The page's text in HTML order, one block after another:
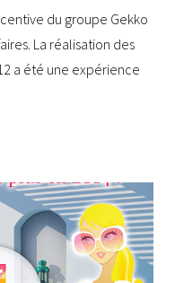
du groupe Gekko
La réalisation des
a été une expérience